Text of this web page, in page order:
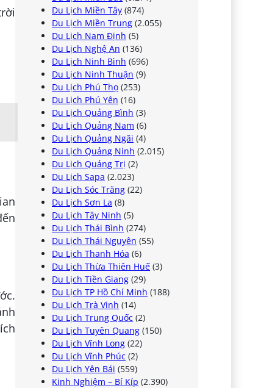
Du Lịch Miền Tây (874)
Du Lịch Miền Trung (2.055)
Du Lịch Nam Định (5)
Du Lịch Nghệ An (136)
Du Lịch Ninh Bình (696)
Du Lịch Ninh Thuận (9)
Du Lịch Phú Thọ (253)
Du Lịch Phú Yên (16)
Du Lịch Quảng Bình (3)
Du Lịch Quảng Nam (6)
Du Lịch Quảng Ngãi (4)
Du Lịch Quảng Ninh (2.015)
Du Lịch Quảng Trị (2)
Du Lịch Sapa (2.023)
Du Lịch Sóc Trăng (22)
Du Lịch Sơn La (8)
Du Lịch Tây Ninh (5)
Du Lịch Thái Bình (274)
Du Lịch Thái Nguyên (55)
Du Lịch Thanh Hóa (6)
Du Lịch Thừa Thiên Huế (3)
Du Lịch Tiền Giang (29)
Du Lịch TP Hồ Chí Minh (188)
Du Lịch Trà Vinh (14)
Du Lịch Trung Quốc (2)
Du Lịch Tuyên Quang (150)
Du Lịch Vĩnh Long (22)
Du Lịch Vĩnh Phúc (2)
Du Lịch Yên Bái (559)
Kinh Nghiệm – Bí Kíp (2.390)